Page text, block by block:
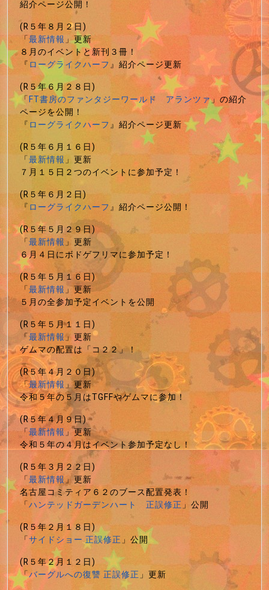
紹介ページ公開！
(R５年８月２日)
「最新情報」更新
８月のイベントと新刊３冊！
『ローグライクハーフ』紹介ページ更新
(R５年６月２８日)
「FT書房のファンタジーワールド アランツァ」の紹介
ページを公開！
『ローグライクハーフ』紹介ページ更新
(R５年６月１６日)
「最新情報」更新
７月１５日２つのイベントに参加予定！
(R５年６月２日)
『ローグライクハーフ』紹介ページ公開！
(R５年５月２９日)
「最新情報」更新
６月４日にボドゲフリマに参加予定！
(R５年５月１６日)
「最新情報」更新
５月の全参加予定イベントを公開
(R５年５月１１日)
「最新情報」更新
ゲムマの配置は「コ２２」！
(R５年４月２０日)
「最新情報」更新
令和５年の５月はTGFFやゲムマに参加！
(R５年４月９日)
「最新情報」更新
令和５年の４月はイベント参加予定なし！
(R５年３月２２日)
「最新情報」更新
名古屋コミティア６２のブース配置発表！
「ハンテッドガーデンハート 正誤修正」公開
(R５年２月１８日)
「サイドショー 正誤修正」公開
(R５年２月１２日)
「バーグルへの復讐 正誤修正」更新